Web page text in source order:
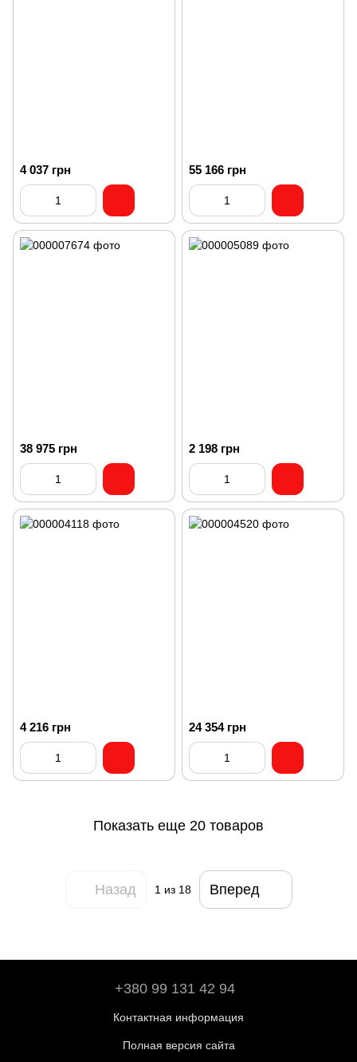
4 037 грн 55 166 грн
38 975 грн 2 198 грн
4 216 грн 24 354 грн
Показать еще 20 товаров
Назад 1 из 18 Вперед
+380 99 131 42 94
Контактная информация
Полная версия сайта